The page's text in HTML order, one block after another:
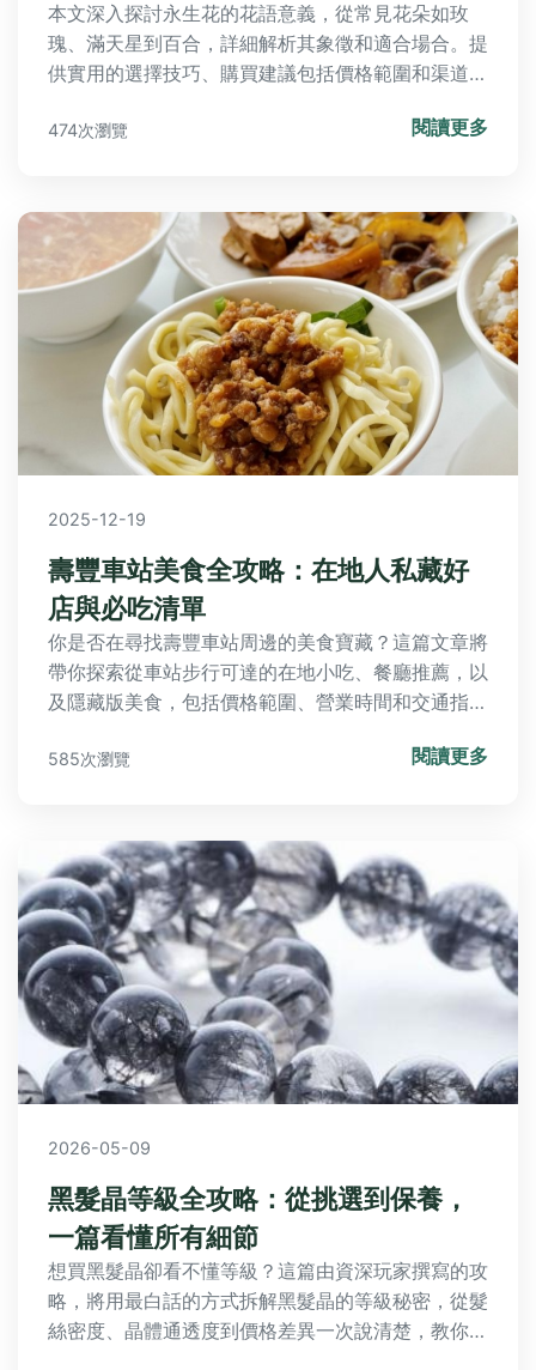
本文深入探討永生花的花語意義，從常見花朵如玫
瑰、滿天星到百合，詳細解析其象徵和適合場合。提
供實用的選擇技巧、購買建議包括價格範圍和渠道比
關疑問，幫助您送禮或裝飾家居做出最佳選擇。
474次瀏覽 閱讀更多
2025-12-19
壽豐車站美食全攻略：在地人私藏好
店與必吃清單
你是否在尋找壽豐車站周邊的美食寶藏？這篇文章將
帶你探索從車站步行可達的在地小吃、餐廳推薦，以
及隱藏版美食，包括價格範圍、營業時間和交通指
你輕鬆規劃美食之旅，解決所有關於壽豐車站美食的
585次瀏覽 閱讀更多
2026-05-09
黑髮晶等級全攻略：從挑選到保養，
一篇看懂所有細節
想買黑髮晶卻看不懂等級？這篇由資深玩家撰寫的攻
略，將用最白話的方式拆解黑髮晶的等級秘密，從髮
絲密度、晶體通透度到價格差異一次說清楚，教你如